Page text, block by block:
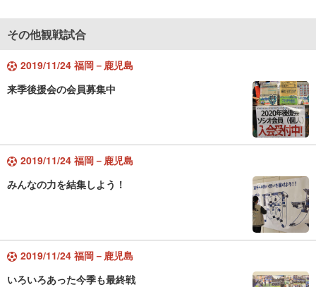
その他観戦試合
2019/11/24 福岡－鹿児島
来季後援会の会員募集中
2019/11/24 福岡－鹿児島
みんなの力を結集しよう！
2019/11/24 福岡－鹿児島
いろいろあった今季も最終戦